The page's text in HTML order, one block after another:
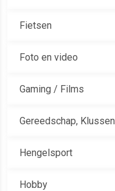
Fietsen
Foto en video
Gaming / Films
Gereedschap, Klussen
Hengelsport
Hobby